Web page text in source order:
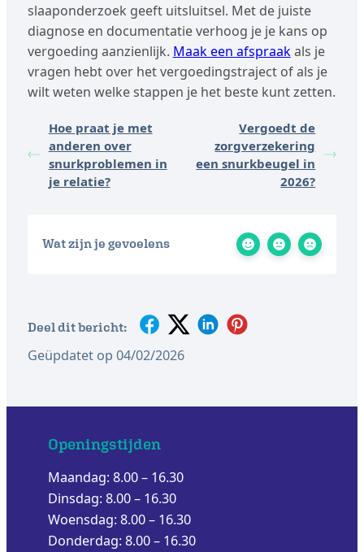
slaaponderzoek geeft uitsluitsel. Met de juiste
diagnose en documentatie verhoog je je kans op
vergoeding aanzienlijk. Maak een afspraakals je
vragen hebt over het vergoedingstraject of als je
wilt weten welke stappen je het beste kunt zetten.
Hoe praat je met
anderen over
snurkproblemen in
je relatie?
Vergoedt de
zorgverzekering
een snurkbeugel in
2026?
Wat zijn je gevoelens
Deel dit bericht:
Geüpdatet op 04/02/2026
Openingstijden
Maandag: 8.00 – 16.30
Dinsdag: 8.00 – 16.30
Woensdag: 8.00 – 16.30
Donderdag: 8.00 – 16.30